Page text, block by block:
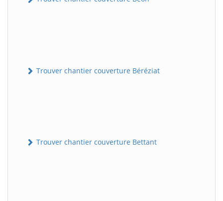
Trouver chantier couverture Béréziat
Trouver chantier couverture Bettant